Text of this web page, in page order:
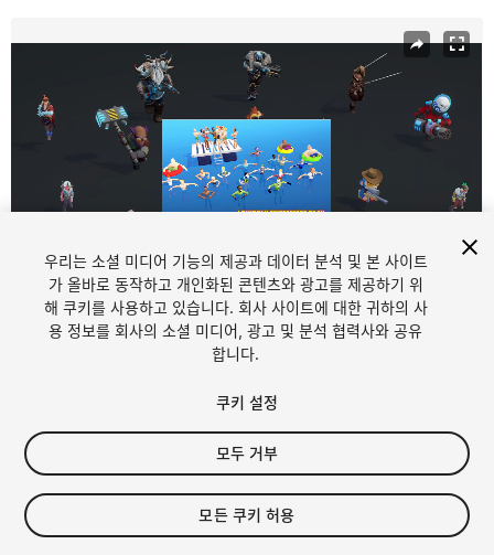
1/ 4
$19.99
세금/부가세는 결제 시 반영됩니다.
우리는 소셜 미디어 기능의 제공과 데이터 분석 및 본 사이트
가 올바로 동작하고 개인화된 콘텐츠와 광고를 제공하기 위
해 쿠키를 사용하고 있습니다. 회사 사이트에 대한 귀하의 사
용 정보를 회사의 소셜 미디어, 광고 및 분석 협력사와 공유
합니다.
쿠키 설정
모두 거부
모든 쿠키 허용